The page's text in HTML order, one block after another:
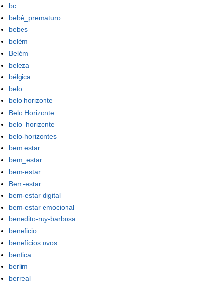
bc
bebê_prematuro
bebes
belém
Belém
beleza
bélgica
belo
belo horizonte
Belo Horizonte
belo_horizonte
belo-horizontes
bem estar
bem_estar
bem-estar
Bem-estar
bem-estar digital
bem-estar emocional
benedito-ruy-barbosa
beneficio
benefícios ovos
benfica
berlim
berreal